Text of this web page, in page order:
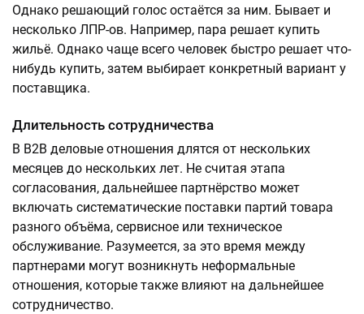
Однако решающий голос остаётся за ним. Бывает и
несколько ЛПР-ов. Например, пара решает купить
жильё. Однако чаще всего человек быстро решает что-
нибудь купить, затем выбирает конкретный вариант у
поставщика.
Длительность сотрудничества
В B2B деловые отношения длятся от нескольких
месяцев до нескольких лет. Не считая этапа
согласования, дальнейшее партнёрство может
включать систематические поставки партий товара
разного объёма, сервисное или техническое
обслуживание. Разумеется, за это время между
партнерами могут возникнуть неформальные
отношения, которые также влияют на дальнейшее
сотрудничество.